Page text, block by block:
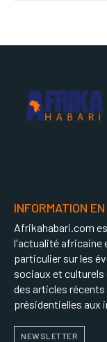
INFORMATION
Afrikahabari.com
l'actualité africaine
particulier sur les
sociaux et
des articles
présidentielles aux
NEWSLETTER